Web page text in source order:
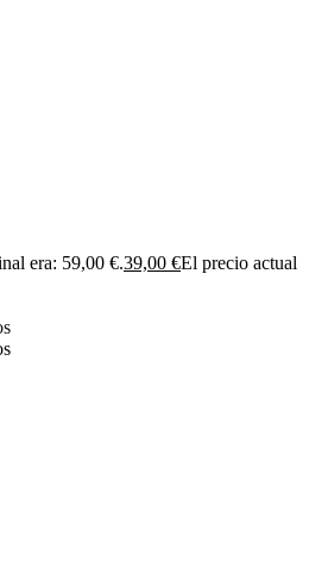
era: 59,00 €.39,00 €El precio actual